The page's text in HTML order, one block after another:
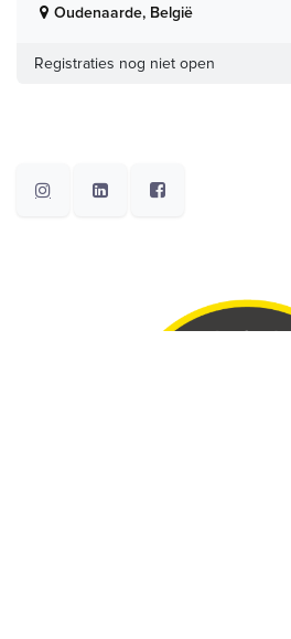
Oudenaarde, België
Registraties nog niet open